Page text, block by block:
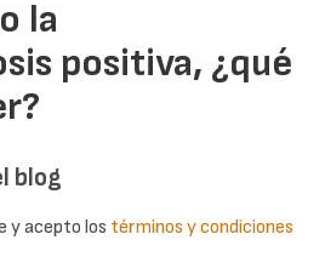
la
positiva, ¿qué
blog
y acepto los términos y condiciones